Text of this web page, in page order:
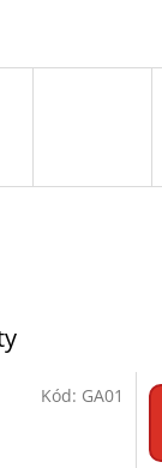
Kód: GA01